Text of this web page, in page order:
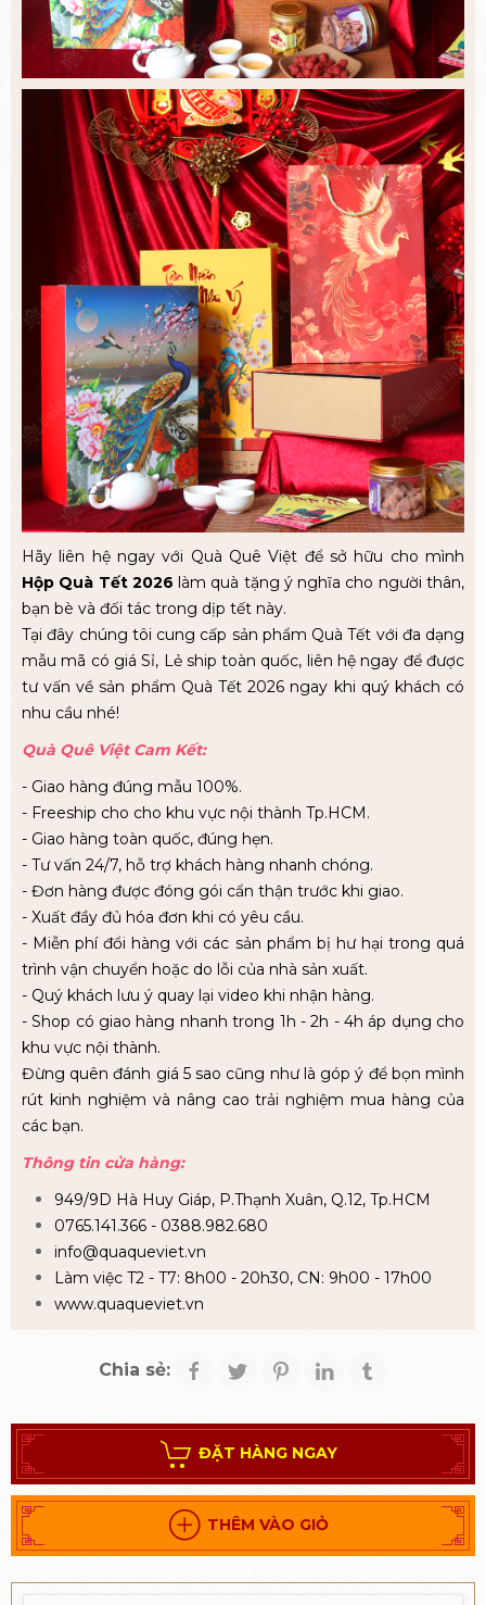
Hãy liên hệ ngay với Quà Quê Việt để sở hữu cho mình
Hộp Quà Tết 2026 làm quà tặng ý nghĩa cho người thân,
bạn bè và đối tác trong dịp tết này.
Tại đây chúng tôi cung cấp sản phẩm Quà Tết với đa dạng
mẫu mã có giá Sỉ, Lẻ ship toàn quốc, liên hệ ngay để được
tư vấn về sản phẩm Quà Tết 2026 ngay khi quý khách có
nhu cầu nhé!
Quà Quê Việt Cam Kết:
- Giao hàng đúng mẫu 100%.
- Freeship cho cho khu vực nội thành Tp.HCM.
- Giao hàng toàn quốc, đúng hẹn.
- Tư vấn 24/7, hỗ trợ khách hàng nhanh chóng.
- Đơn hàng được đóng gói cẩn thận trước khi giao.
- Xuất đầy đủ hóa đơn khi có yêu cầu.
- Miễn phí đổi hàng với các sản phẩm bị hư hại trong quá
trình vận chuyển hoặc do lỗi của nhà sản xuất.
- Quý khách lưu ý quay lại video khi nhận hàng.
- Shop có giao hàng nhanh trong 1h - 2h - 4h áp dụng cho
khu vực nội thành.
Đừng quên đánh giá 5 sao cũng như là góp ý để bọn mình
rút kinh nghiệm và nâng cao trải nghiệm mua hàng của
các bạn.
Thông tin cửa hàng:
949/9D Hà Huy Giáp, P.Thạnh Xuân, Q.12, Tp.HCM
0765.141.366 - 0388.982.680
info@quaqueviet.vn
Làm việc T2 - T7: 8h00 - 20h30, CN: 9h00 - 17h00
www.quaqueviet.vn
Chia sẻ:
ĐẶT HÀNG NGAY
THÊM VÀO GIỎ